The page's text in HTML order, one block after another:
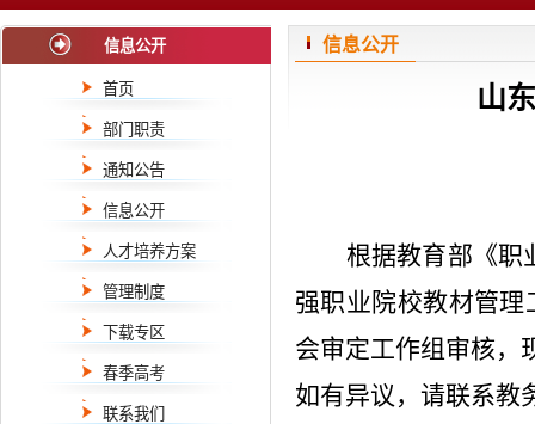
信息公开
首页
部门职责
通知公告
信息公开
人才培养方案
管理制度
下载专区
春季高考
联系我们
信息公开
山
根据教育部《职
强职业院校教材管
会审定工作组审核，
如有异议，请联系教